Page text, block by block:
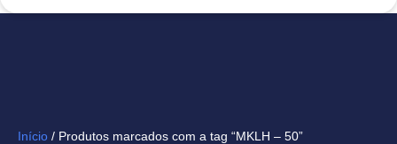
Início / Produtos marcados com a tag “MKLH – 50”